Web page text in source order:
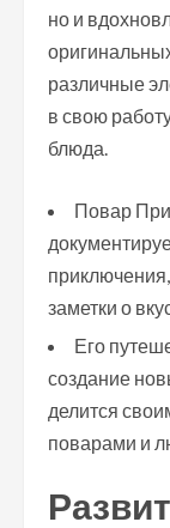
но и
различные
в свою
блюда.
Повар
заметки о
Его
создание
делится
поварами и